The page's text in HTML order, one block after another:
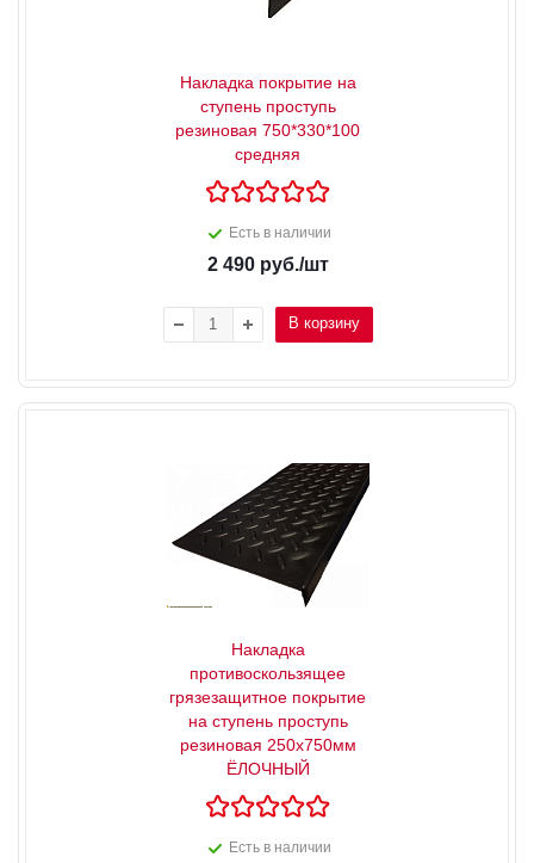
Накладка покрытие на
ступень проступь
резиновая 750*330*100
средняя
Есть в наличии
2 490руб./шт
В корзину
Накладка
противоскользящее
грязезащитное покрытие
на ступень проступь
резиновая 250х750мм
ЁЛОЧНЫЙ
Есть в наличии